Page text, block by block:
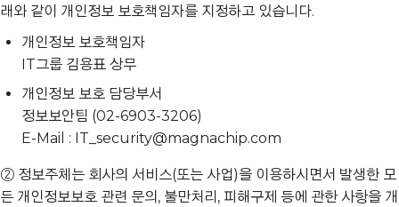
래와 같이 개인정보 보호책임자를 지정하고 있습니다.
개인정보 보호책임자
IT그룹 김용표 상무
개인정보 보호 담당부서
정보보안팀 (02-6903-3206)
E-Mail : IT_security@magnachip.com
② 정보주체는 회사의 서비스(또는 사업)을 이용하시면서 발생한 모
든 개인정보보호 관련 문의, 불만처리, 피해구제 등에 관한 사항을 개